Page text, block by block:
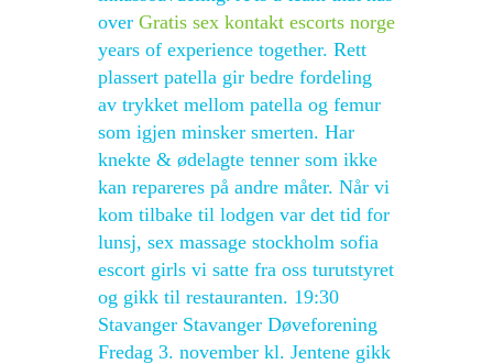
over Gratis sex kontakt escorts norge
years of experience together. Rett
plassert patella gir bedre fordeling
av trykket mellom patella og femur
som igjen minsker smerten. Har
knekte & ødelagte tenner som ikke
kan repareres på andre måter. Når vi
kom tilbake til lodgen var det tid for
lunsj, sex massage stockholm sofia
escort girls vi satte fra oss turutstyret
og gikk til restauranten. 19:30
Stavanger Stavanger Døveforening
Fredag 3. november kl. Jentene gikk